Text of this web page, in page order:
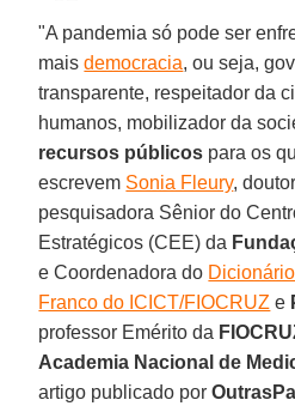
"A pandemia só pode ser
maisdemocracia, ou seja,
transparente, respeitador da
humanos, mobilizador da
recursos públicos para os
escrevem Sonia Fleury,
pesquisadora Sênior do
Estratégicos (CEE) da
e Coordenadora do
Franco do ICICT/FIOCRUZ e
professor Emérito da
Academia Nacional de
artigo publicado por